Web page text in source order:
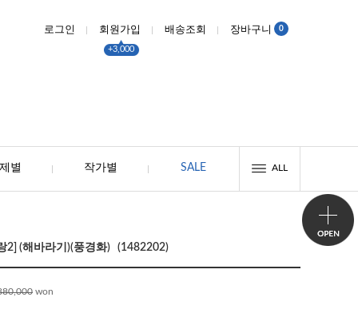
로그인 회원가입
+3,000
배송조회 장바구니 0
별 작가별 SALE ALL
2] (해바라기)(풍경화) (1482202)
won